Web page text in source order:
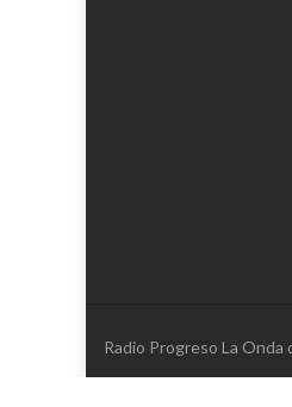
Radio Progreso La Onda